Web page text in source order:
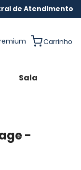
de Atendimento
Sala
-